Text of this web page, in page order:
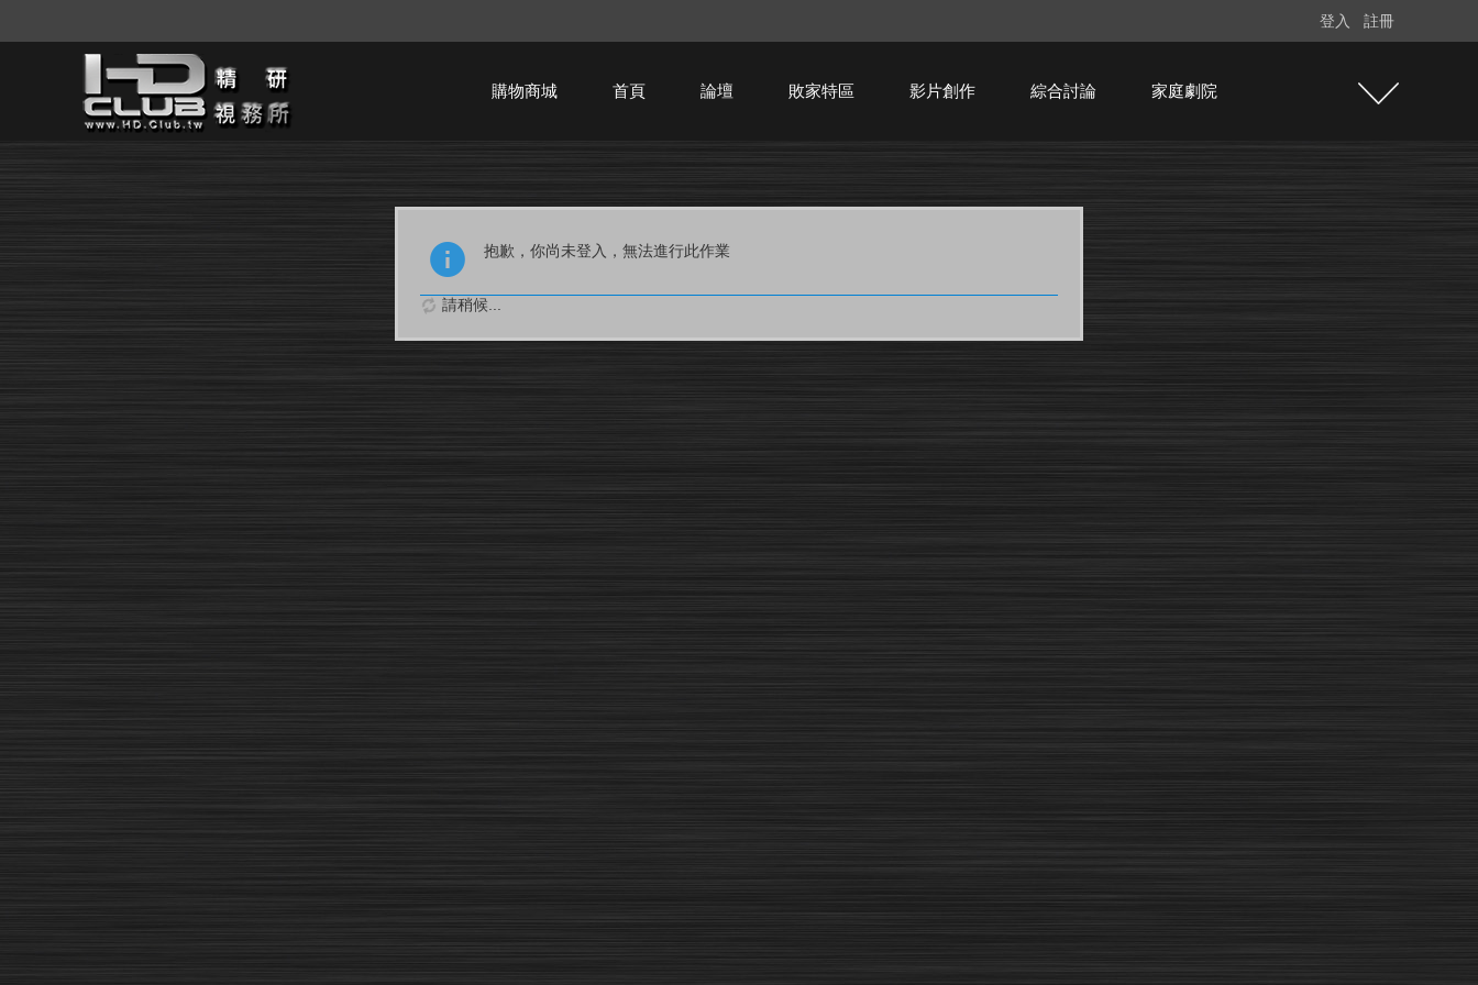
登入 註冊
購物商城 首頁 論壇 敗家特區 影片創作 綜合討論 家庭劇院
抱歉，你尚未登入，無法進行此作業
請稍候...